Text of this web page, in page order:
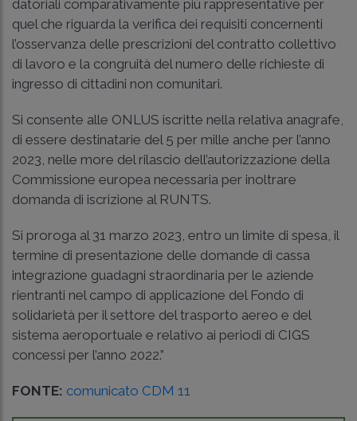
datoriali comparativamente più rappresentative per
quel che riguarda la verifica dei requisiti concernenti
l’osservanza delle prescrizioni del contratto collettivo
di lavoro e la congruità del numero delle richieste di
ingresso di cittadini non comunitari.
Si consente alle ONLUS iscritte nella relativa anagrafe,
di essere destinatarie del 5 per mille anche per l’anno
2023, nelle more del rilascio dell’autorizzazione della
Commissione europea necessaria per inoltrare
domanda di iscrizione al RUNTS.
Si proroga al 31 marzo 2023, entro un limite di spesa, il
termine di presentazione delle domande di cassa
integrazione guadagni straordinaria per le aziende
rientranti nel campo di applicazione del Fondo di
solidarietà per il settore del trasporto aereo e del
sistema aeroportuale e relativo ai periodi di CIGS
concessi per l’anno 2022.”
FONTE: comunicato CDM 11